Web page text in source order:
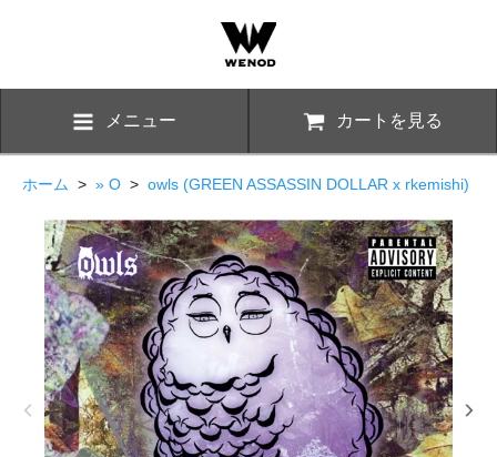
メニュー カートを見る
ホーム > » O > owls (GREEN ASSASSIN DOLLAR x rkemishi)